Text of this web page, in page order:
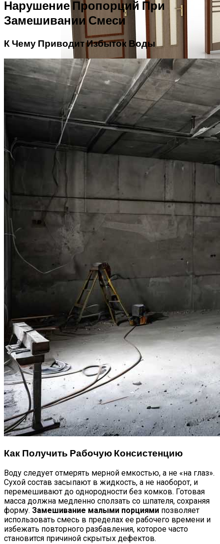
Китайские Металлические Входные
Двери
Нарушение Пропорций При
Замешивании Смеси
К Чему Приводит Избыток Воды
Как Получить Рабочую Консистенцию
Воду следует отмерять мерной емкостью, а не «на глаз».
Сухой состав засыпают в жидкость, а не наоборот, и
перемешивают до однородности без комков. Готовая
масса должна медленно сползать со шпателя, сохраняя
форму. Замешивание малыми порциями позволяет
использовать смесь в пределах ее рабочего времени и
избежать повторного разбавления, которое часто
становится причиной скрытых дефектов.